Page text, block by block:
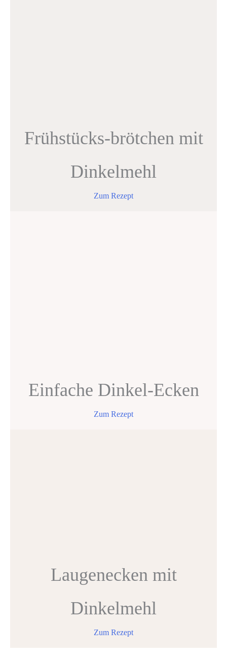
Frühstücks-brötchen mit
Dinkelmehl
Zum Rezept
Einfache Dinkel-Ecken
Zum Rezept
Laugenecken mit
Dinkelmehl
Zum Rezept